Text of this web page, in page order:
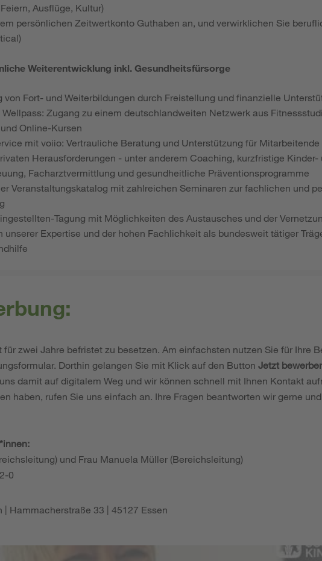
Ausflüge, Kultur)
persönlichen Zeitwertkonto Guthaben an, und verwirklichen Sie
Weiterentwicklung inkl. Gesundheitsfürsorge
von Fort- und Weiterbildungen durch Freistellung und finanzielle
Zugang zu einem deutschlandweiten Netzwerk aus
Online-Kursen
mit voiio: Vertrauliche Beratung und Unterstützung für Mitarbeitende
Herausforderungen - unter anderem Coaching, kurzfristige Kinder-
Facharztvermittlung und gesundheitliche Präventionsprogramme
Veranstaltungskatalog mit zahlreichen Seminaren zur fachlichen und
Tagung mit Möglichkeiten des Austausches und der
unserer Expertise und der hohen Fachlichkeit als bundesweit tätiger
zwei Jahre befristet zu besetzen. Am einfachsten nutzen Sie für Ihre
Dorthin gelangen Sie mit Klick auf den Button Jetzt
damit auf digitalem Weg und wir können schnell mit Ihnen Kontakt
haben, rufen Sie uns einfach an. Ihre Fragen beantworten wir gerne
und Frau Manuela Müller (Bereichsleitung)
0
| Hammacherstraße 33 | 45127 Essen